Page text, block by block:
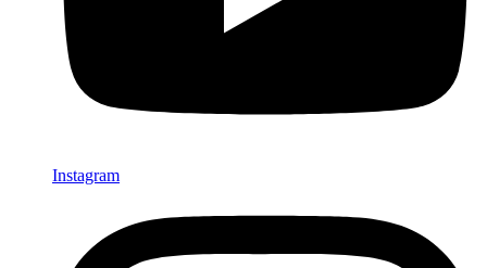
Instagram